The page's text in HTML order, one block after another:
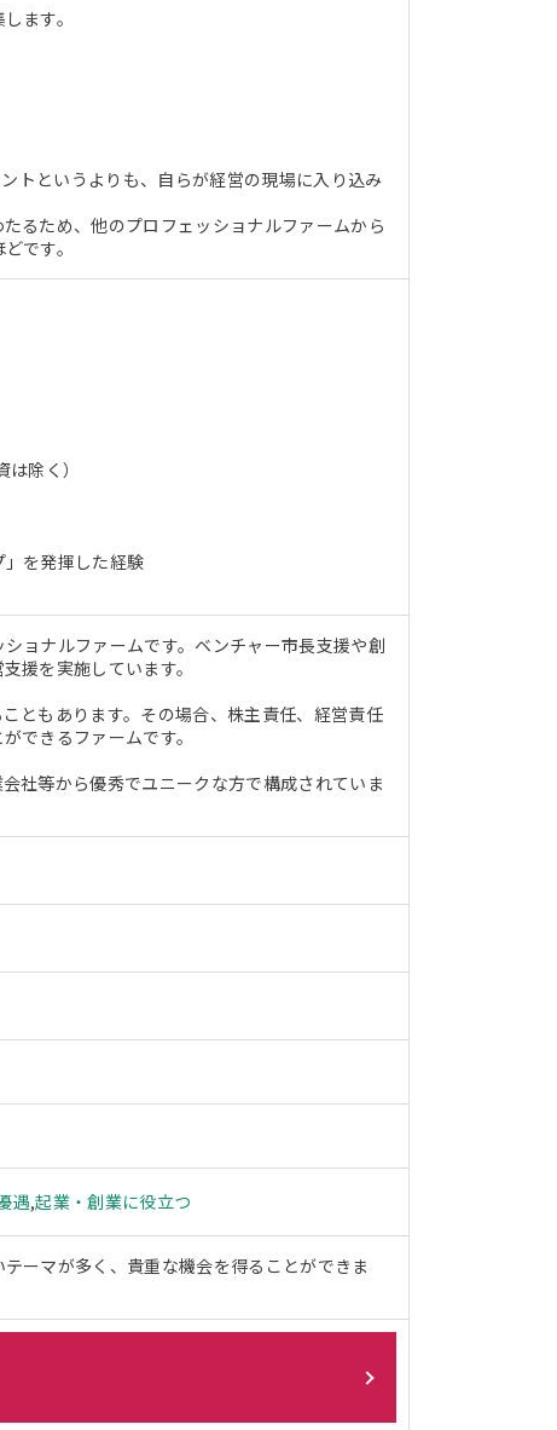
ます。
トというよりも、自らが経営の現場に入り込み
るため、他のプロフェッショナルファームから
です。
除く）
を発揮した経験
ョナルファームです。ベンチャー市長支援や創
援を実施しています。
ともあります。その場合、株主責任、経営責任
できるファームです。
社等から優秀でユニークな方で構成されていま
遇,起業・創業に役立つ
ーマが多く、貴重な機会を得ることができま